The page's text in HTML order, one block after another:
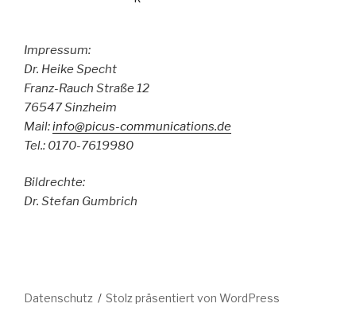
Impressum:
Dr. Heike Specht
Franz-Rauch Straße 12
76547 Sinzheim
Mail:info@picus-communications.de
Tel.: 0170-7619980
Bildrechte:
Dr. Stefan Gumbrich
Datenschutz Stolz präsentiert von WordPress